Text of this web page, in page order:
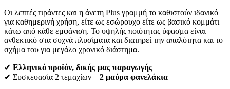
Οι λεπτές τιράντες και η άνετη Plus γραμμή το καθιστούν ιδανικό
για καθημερινή χρήση, είτε ως εσώρουχο είτε ως βασικό κομμάτι
κάτω από κάθε εμφάνιση. Το υψηλής ποιότητας ύφασμα είναι
ανθεκτικό στα συχνά πλυσίματα και διατηρεί την απαλότητα και το
σχήμα του για μεγάλο χρονικό διάστημα.
✔ Ελληνικό προϊόν, δικής μας παραγωγής
✔ Συσκευασία 2 τεμαχίων – 2 μαύρα φανελάκια